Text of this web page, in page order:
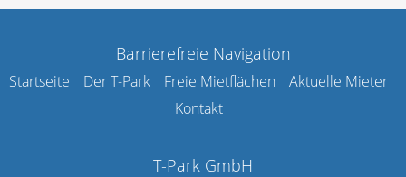
Barrierefreie Navigation
Startseite Der T-Park Freie Mietflächen
Aktuelle Mieter
Kontakt
T-Park GmbH